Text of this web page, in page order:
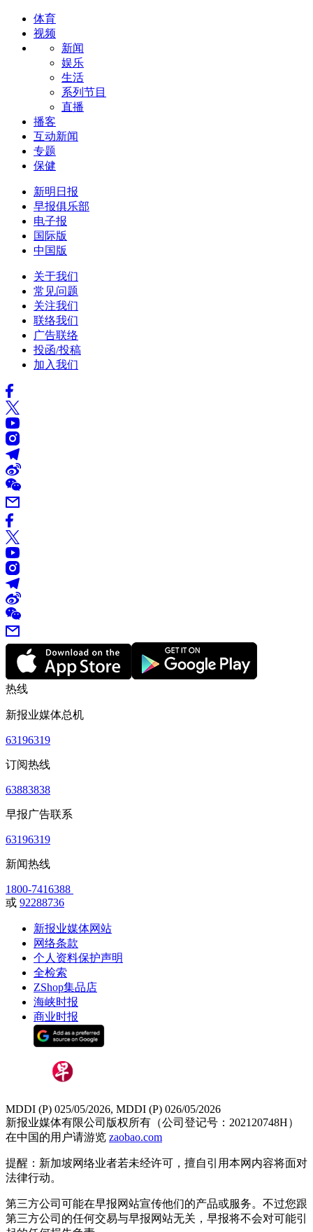
体育
视频
新闻
娱乐
生活
系列节目
直播
播客
互动新闻
专题
保健
新明日报
早报俱乐部
电子报
国际版
中国版
关于我们
常见问题
关注我们
联络我们
广告联络
投函/投稿
加入我们
热线
新报业媒体总机
63196319
订阅热线
63883838
早报广告联系
63196319
新闻热线
1800-7416388
或 92288736
新报业媒体网站
网络条款
个人资料保护声明
全检索
ZShop集品店
海峡时报
商业时报
MDDI (P) 025/05/2026, MDDI (P) 026/05/2026
新报业媒体有限公司版权所有（公司登记号：202120748H）
在中国的用户请游览 zaobao.com
提醒：新加坡网络业者若未经许可，擅自引用本网内容将面对
法律行动。
第三方公司可能在早报网站宣传他们的产品或服务。不过您跟
第三方公司的任何交易与早报网站无关，早报将不会对可能引